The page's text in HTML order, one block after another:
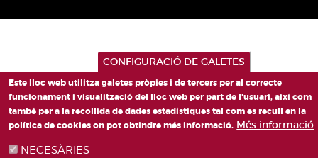
CONFIGURACIÓ DE GALETES
Este lloc web utilitza galetes pròpies i de tercers per al correcte
funcionament i visualització del lloc web per part de l'usuari, així com
també per a la recollida de dades estadístiques tal com es recull en la
política de cookies on pot obtindre més informació. Més informació
NECESÀRIES